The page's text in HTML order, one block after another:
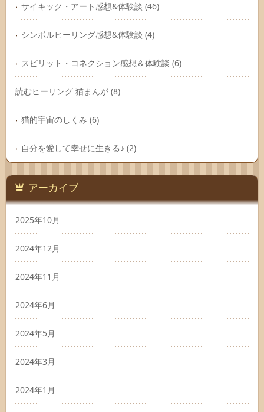
サイキック・アート感想&体験談 (46)
シンボルヒーリング感想&体験談 (4)
スピリット・コネクション感想＆体験談 (6)
読むヒーリング 猫まんが (8)
猫的宇宙のしくみ (6)
自分を愛して幸せに生きる♪ (2)
アーカイブ
2025年10月
2024年12月
2024年11月
2024年6月
2024年5月
2024年3月
2024年1月